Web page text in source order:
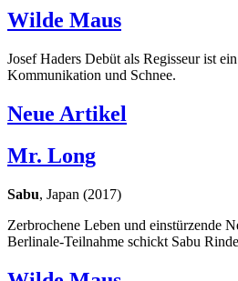
Wilde Maus
Josef Haders Debüt als Regisseur ist
Kommunikation und Schnee.
Neue Artikel
Mr. Long
Sabu, Japan (2017)
Zerbrochene Leben und einstürzende
Berlinale-Teilnahme schickt Sabu